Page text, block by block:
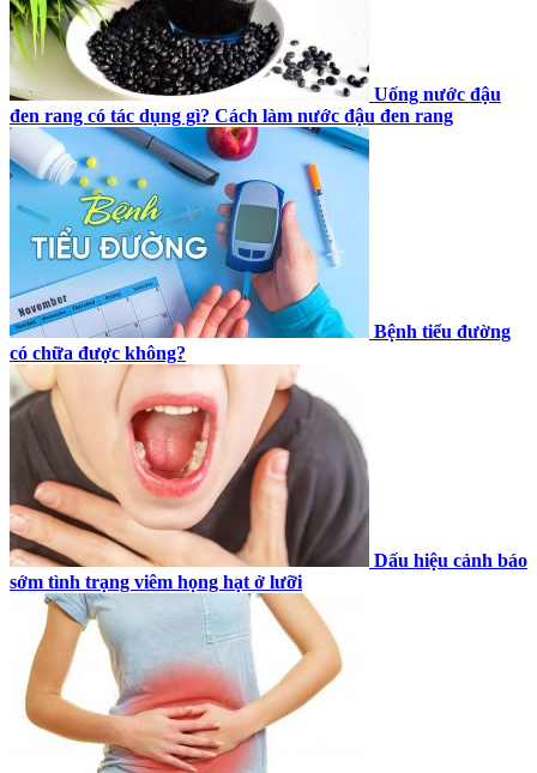
Uống nước đậu
đen rang có tác dụng gì? Cách làm nước đậu đen rang
Bệnh tiểu đường
có chữa được không?
Dấu hiệu cảnh báo
sớm tình trạng viêm họng hạt ở lưỡi